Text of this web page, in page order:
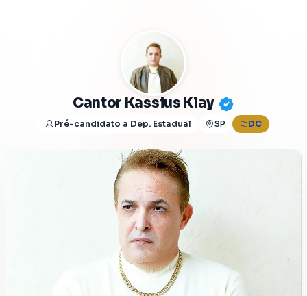
Cantor Kassius Klay
Pré-candidato a Dep. Estadual SP DC